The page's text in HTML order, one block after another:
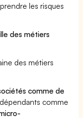
les risques
des métiers
des métiers
comme de
comme